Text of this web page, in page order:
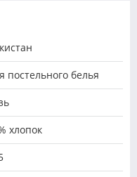
постельного белья
хлопок